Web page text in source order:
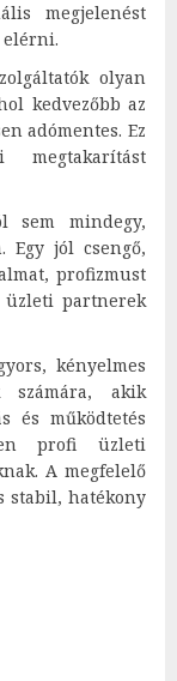
megjelenést
elérni.
olyan
kedvezőbb az
adómentes. Ez
sem mindegy,
Egy jól csengő,
profizmust
üzleti partnerek
kényelmes
számára, akik
és működtetés
profi üzleti
A megfelelő
stabil, hatékony